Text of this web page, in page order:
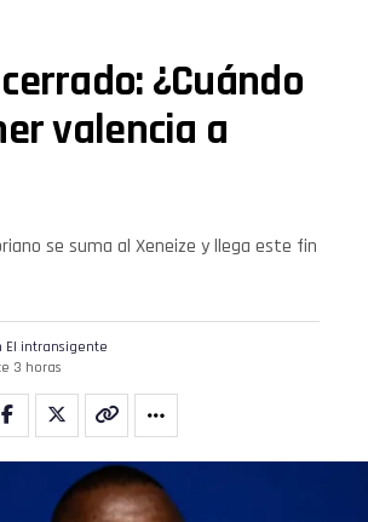
¿Cuándo
valencia a
se suma al Xeneize y llega este fin
El intransigente
3 horas